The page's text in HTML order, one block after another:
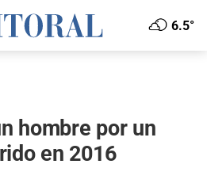
6.5°
hombre por un
en 2016